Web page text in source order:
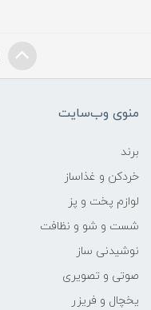
منوی وب‌سایت
برند
خردکن و غذاساز
لوازم پخت و پز
شست و شو و نظافت
نوشیدنی ساز
صوتی و تصویری
یخچال و فریزر